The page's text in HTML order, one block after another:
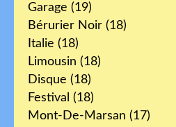
Garage (19)
Bérurier Noir (18)
Italie (18)
Limousin (18)
Disque (18)
Festival (18)
Mont-De-Marsan (17)